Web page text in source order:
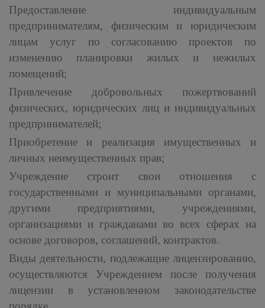
Предоставление индивидуальным
предпринимателям, физическим и юридическим
лицам услуг по согласованию проектов по
изменению планировки жилых и нежилых
помещений;
Привлечение добровольных пожертвований
физических, юридических лиц и индивидуальных
предпринимателей;
Приобретение и реализация имущественных и
личных неимущественных прав;
Учреждение строит свои отношения с
государственными и муниципальными органами,
другими предприятиями, учреждениями,
организациями и гражданами во всех сферах на
основе договоров, соглашений, контрактов.
Виды деятельности, подлежащие лицензированию,
осуществляются Учреждением после получения
лицензии в установленном законодательстве